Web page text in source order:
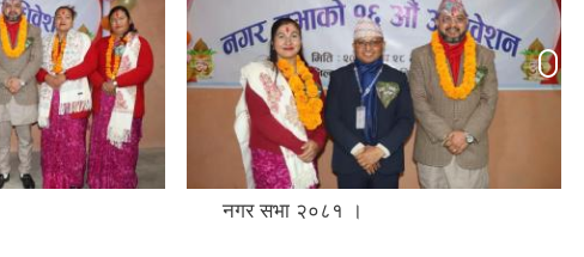
नगर सभा २०८१ ।